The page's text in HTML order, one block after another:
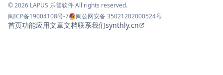
© 2026 LAPUS 乐普软件 All rights reserved.
闽ICP备19004108号-7
闽公网安备 35021202000524号
首页功能应用文章文档联系我们synthly.cn